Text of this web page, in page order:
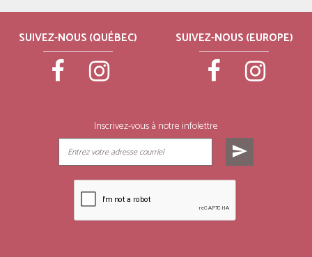
SUIVEZ-NOUS (QUÉBEC) SUIVEZ-NOUS (EUROPE)
Inscrivez-vous à notre infolettre
send